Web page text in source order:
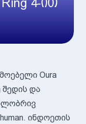
4-ით
Oura
და
ინდოეთის